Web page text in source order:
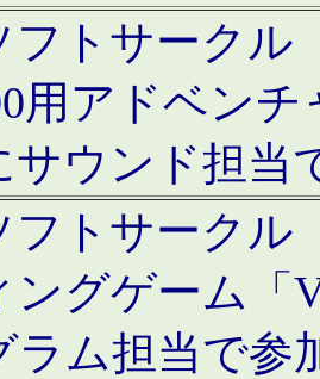
フトサークル
用アドベン
サウンド担当
フトサークル
ングゲーム「
ラム担当で参